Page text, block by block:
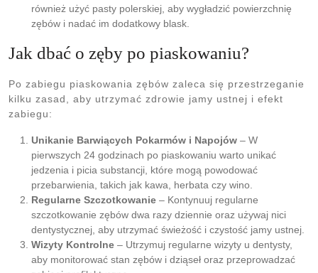
również użyć pasty polerskiej, aby wygładzić powierzchnię
zębów i nadać im dodatkowy blask.
Jak dbać o zęby po piaskowaniu?
Po zabiegu piaskowania zębów zaleca się przestrzeganie
kilku zasad, aby utrzymać zdrowie jamy ustnej i efekt
zabiegu:
Unikanie Barwiących Pokarmów i Napojów – W
pierwszych 24 godzinach po piaskowaniu warto unikać
jedzenia i picia substancji, które mogą powodować
przebarwienia, takich jak kawa, herbata czy wino.
Regularne Szczotkowanie – Kontynuuj regularne
szczotkowanie zębów dwa razy dziennie oraz używaj nici
dentystycznej, aby utrzymać świeżość i czystość jamy ustnej.
Wizyty Kontrolne – Utrzymuj regularne wizyty u dentysty,
aby monitorować stan zębów i dziąseł oraz przeprowadzać